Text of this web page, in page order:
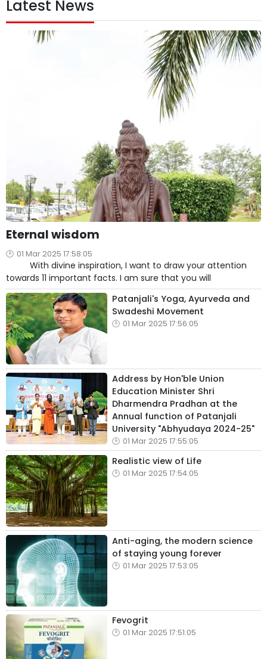
Latest News
Eternal wisdom
01 Mar 2025 17:58:05
With divine inspiration, I want to draw your attention
towards 11 important facts. I am sure that you will
Patanjali's Yoga, Ayurveda and
Swadeshi Movement
01 Mar 2025 17:56:05
Address by Hon'ble Union
Education Minister Shri
Dharmendra Pradhan at the
Annual function of Patanjali
University "Abhyudaya 2024-25"
01 Mar 2025 17:55:05
Realistic view of Life
01 Mar 2025 17:54:05
Anti-aging, the modern science
of staying young forever
01 Mar 2025 17:53:05
Fevogrit
01 Mar 2025 17:51:05